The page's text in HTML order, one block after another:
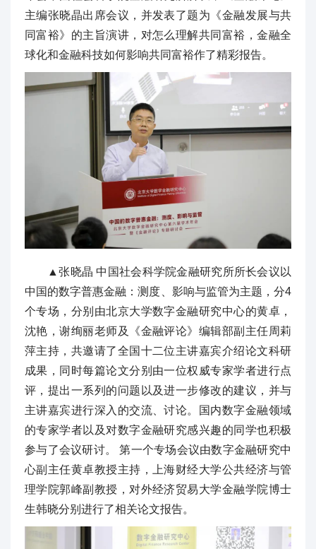
主编张晓晶出席会议，并发表了题为《金融发展与共
同富裕》的主旨演讲，对怎么理解共同富裕，金融全
球化和金融科技如何影响共同富裕作了精彩报告。
▲张晓晶 中国社会科学院金融研究所所长会议以
中国的数字普惠金融：测度、影响与监管为主题，分4
个专场，分别由北京大学数字金融研究中心的黄卓，
沈艳，谢绚丽老师及《金融评论》编辑部副主任周莉
萍主持，共邀请了全国十二位主讲嘉宾介绍论文科研
成果，同时每篇论文分别由一位权威专家学者进行点
评，提出一系列的问题以及进一步修改的建议，并与
主讲嘉宾进行深入的交流、讨论。国内数字金融领域
的专家学者以及对数字金融研究感兴趣的同学也积极
参与了会议研讨。 第一个专场会议由数字金融研究中
心副主任黄卓教授主持，上海财经大学公共经济与管
理学院郭峰副教授，对外经济贸易大学金融学院博士
生韩晓分别进行了相关论文报告。